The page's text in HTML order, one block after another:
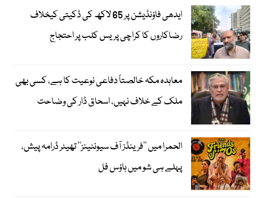
ایدھی فاؤنڈیشن پر 65 لاکھ کی ڈکیتی کیخلاف
رضاکاروں کا کراچی پریس کلب پر احتجاج
معاہدہ مکہ خالصتاً دفاعی نوعیت کا ہے، کسی بھی
ملک کے خلاف نہیں، اسحاق ڈار کی وضاحت
الحمرا میں ’’فرینڈز آف سیونٹینز‘‘ تھیٹر ڈرامہ پیش،
پہلے ہی شو میں ہاؤس فل